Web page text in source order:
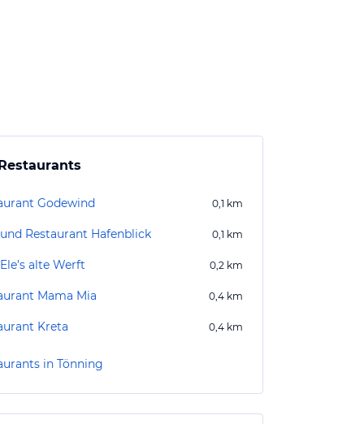
Godewind 0,1 km
Restaurant Hafenblick 0,1 km
alte Werft 0,2 km
Mama Mia 0,4 km
Kreta 0,4 km
in Tönning